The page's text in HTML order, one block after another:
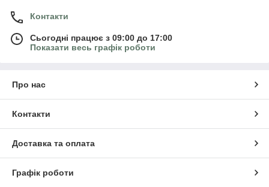
Контакти
Сьогодні працює з 09:00 до 17:00
Показати весь графік роботи
Про нас
Контакти
Доставка та оплата
Графік роботи